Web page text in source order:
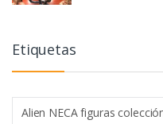
Etiquetas
Alien NECA figuras